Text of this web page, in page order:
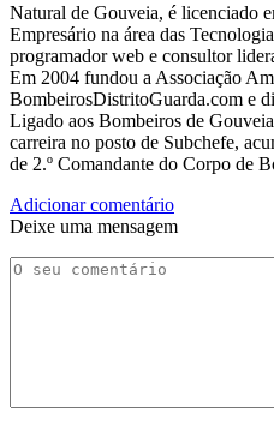
Natural de Gouveia, é licenciado
Empresário na área das
programador web e consultor
Em 2004 fundou a Associação
BombeirosDistritoGuarda.com e
Ligado aos Bombeiros de
carreira no posto de Subchefe,
de 2.º Comandante do Corpo de
Adicionar comentário
Deixe uma mensagem